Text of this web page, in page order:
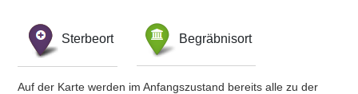
Sterbeort Begräbnisort
Auf der Karte werden im Anfangszustand bereits alle zu der